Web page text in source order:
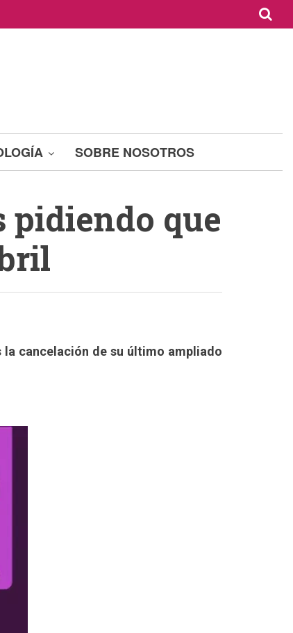
SOBRE NOSOTROS
pidiendo que
la cancelación de su último ampliado